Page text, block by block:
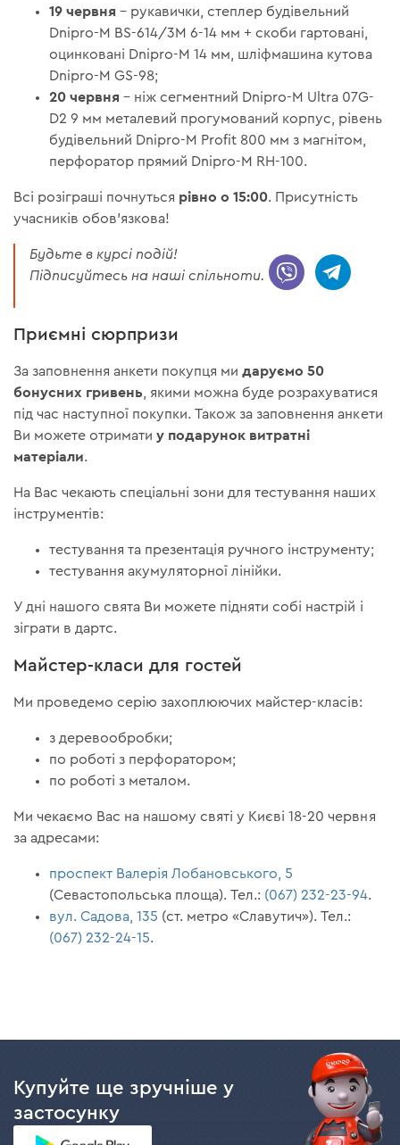
19 червня – рукавички, степлер будівельний
Dnipro-M BS-614/3М 6-14 мм + скоби гартовані,
оцинковані Dnipro-M 14 мм, шліфмашина кутова
Dnipro-M GS-98;
20 червня – ніж сегментний Dnipro-M Ultra 07G-
D2 9 мм металевий прогумований корпус, рівень
будівельний Dnipro-M Profit 800 мм з магнітом,
перфоратор прямий Dnipro-M RH-100.
Всі розіграші почнуться рівно о 15:00. Присутність
учасників обов'язкова!
Будьте в курсі подій!
Підписуйтесь на наші спільноти.
Приємні сюрпризи
За заповнення анкети покупця мидаруємо 50
бонусних гривень , якими можна буде розрахуватися
під час наступної покупки. Також за заповнення анкети
Ви можете отриматиу подарунок витратні
матеріали.
На Вас чекають спеціальні зони для тестування наших
інструментів:
тестування та презентація ручного інструменту;
тестування акумуляторної лінійки.
У дні нашого свята Ви можете підняти собі настрій і
зіграти в дартс.
Майстер-класи для гостей
Ми проведемо серію захоплюючих майстер-класів:
з деревообробки;
по роботі з перфоратором;
по роботі з металом.
Ми чекаємо Вас на нашому святі у Києві 18-20 червня
за адресами:
проспект Валерія Лобановського, 5
(Севастопольська площа). Тел.: (067) 232-23-94.
вул. Садова, 135 (ст. метро «Славутич»). Тел.:
(067) 232-24-15.
Купуйте ще зручніше у
застосунку